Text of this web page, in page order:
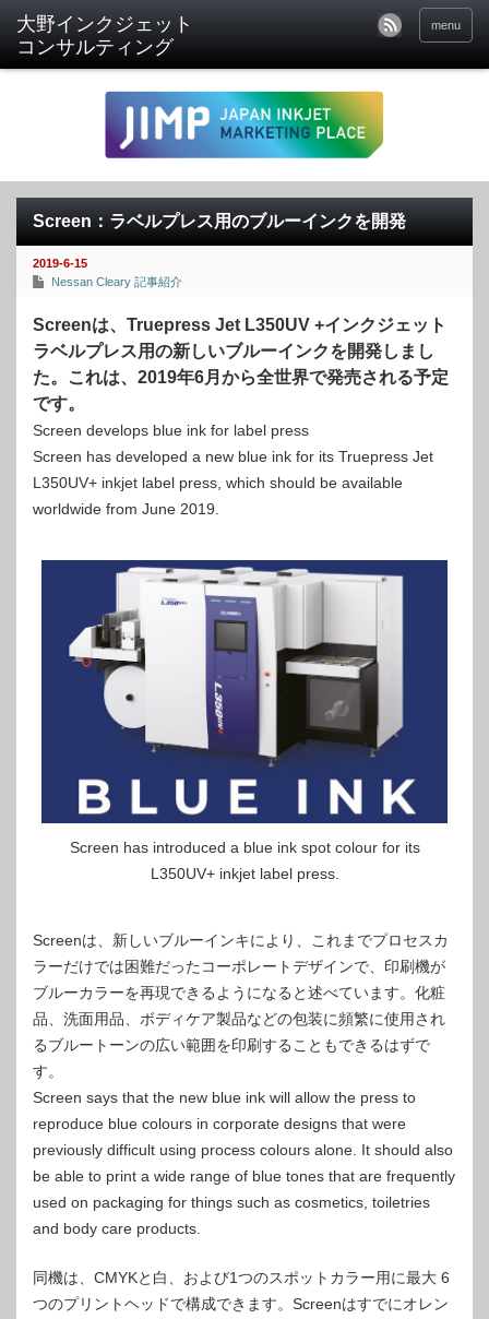
menu
Screen：ラベルプレス用のブルーインクを開発
2019-6-15
Nessan Cleary 記事紹介
Screenは、Truepress Jet L350UV +インクジェット
ラベルプレス用の新しいブルーインクを開発しまし
た。これは、2019年6月から全世界で発売される予定
です。
Screen develops blue ink for label press
Screen has developed a new blue ink for its Truepress Jet
L350UV+ inkjet label press, which should be available
worldwide from June 2019.
Screen has introduced a blue ink spot colour for its
L350UV+ inkjet label press.
Screenは、新しいブルーインキにより、これまでプロセスカ
ラーだけでは困難だったコーポレートデザインで、印刷機が
ブルーカラーを再現できるようになると述べています。化粧
品、洗面用品、ボディケア製品などの包装に頻繁に使用され
るブルートーンの広い範囲を印刷することもできるはずで
す。
Screen says that the new blue ink will allow the press to
reproduce blue colours in corporate designs that were
previously difficult using process colours alone. It should also
be able to print a wide range of blue tones that are frequently
used on packaging for things such as cosmetics, toiletries
and body care products.
同機は、CMYKと白、および1つのスポットカラー用に最大 6
つのプリントヘッドで構成できます。Screenはすでにオレン